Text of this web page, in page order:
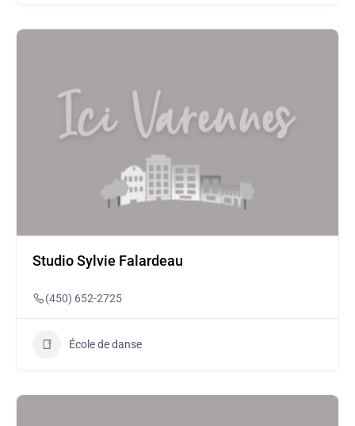
Studio Sylvie Falardeau
(450) 652-2725
École de danse